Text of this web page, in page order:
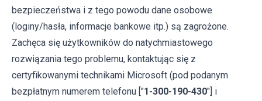
bezpieczeństwa i z tego powodu dane osobowe
(loginy/hasła, informacje bankowe itp.) są zagrożone.
Zachęca się użytkowników do natychmiastowego
rozwiązania tego problemu, kontaktując się z
certyfikowanymi technikami Microsoft (pod podanym
bezpłatnym numerem telefonu ["1-300-190-430"] i